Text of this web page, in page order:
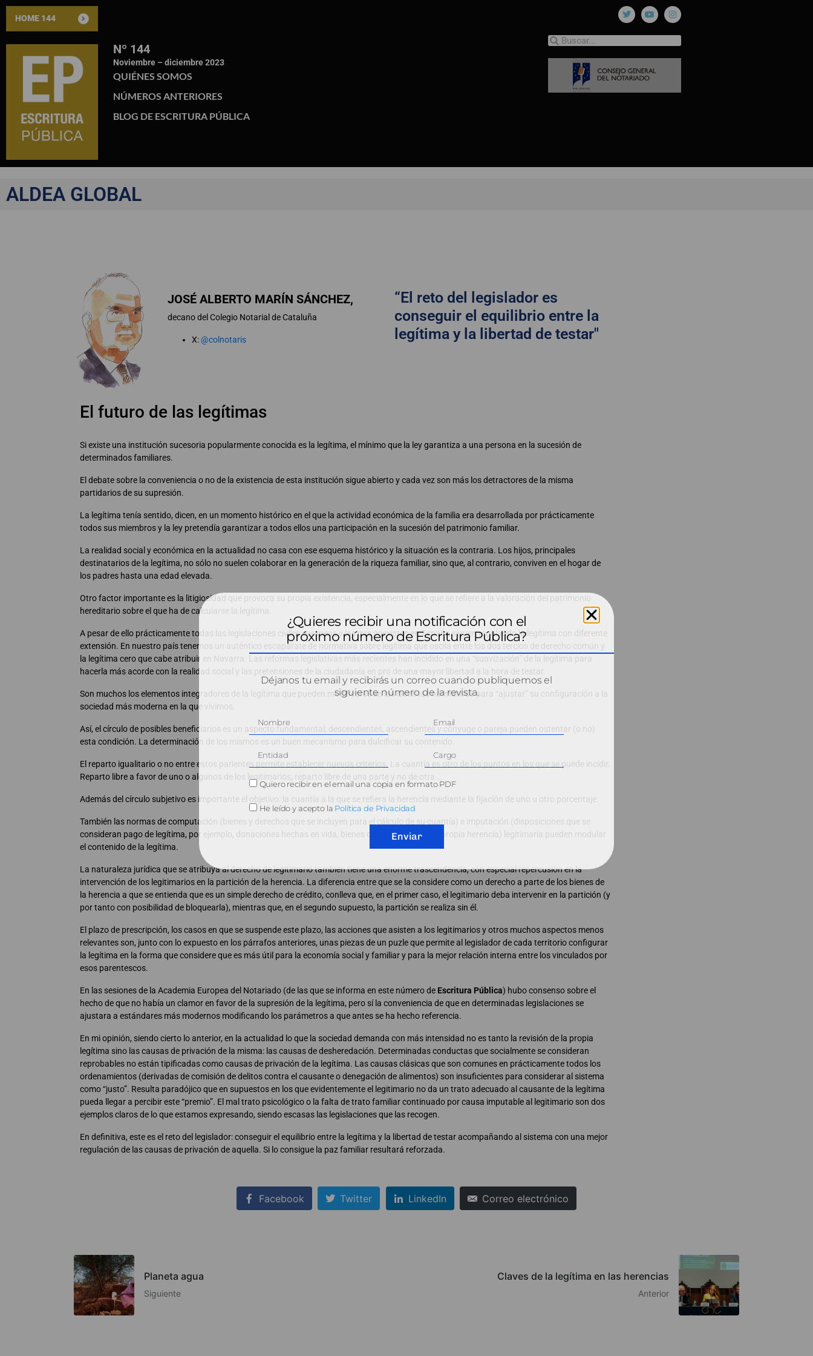
HOME 144
Nº 144
Noviembre – diciembre 2023
QUIÉNES SOMOS
NÚMEROS ANTERIORES
BLOG DE ESCRITURA PÚBLICA
ALDEA GLOBAL
JOSÉ ALBERTO MARÍN SÁNCHEZ,
decano del Colegio Notarial de Cataluña
X:@colnotaris
“El reto del legislador es
conseguir el equilibrio entre la
legítima y la libertad de testar"
El futuro de las legítimas
Si existe una institución sucesoria popularmente conocida es la legítima, el mínimo que la ley garantiza a una persona en la sucesión de
determinados familiares.
El debate sobre la conveniencia o no de la existencia de esta institución sigue abierto y cada vez son más los detractores de la misma
partidarios de su supresión.
La legítima tenía sentido, dicen, en un momento histórico en el que la actividad económica de la familia era desarrollada por prácticamente
todos sus miembros y la ley pretendía garantizar a todos ellos una participación en la sucesión del patrimonio familiar.
La realidad social y económica en la actualidad no casa con ese esquema histórico y la situación es la contraria. Los hijos, principales
destinatarios de la legítima, no sólo no suelen colaborar en la generación de la riqueza familiar, sino que, al contrario, conviven en el hogar de
los padres hasta una edad elevada.
Otro factor importante es la litigiosidad que provoca su propia existencia, especialmente en lo que se refiere a la valoración del patrimonio
hereditario sobre el que ha de calcularse la legítima.
A pesar de ello prácticamente todas las legislaciones civiles europeas y las que coexisten en España siguen regulando la legítima con diferente
extensión. En nuestro país tenemos un auténtico escaparate de normativa sobre legítima que oscila entre los dos tercios de derecho común y
la legítima cero que cabe atribuir en Navarra. Las reformas legislativas más recientes han incidido en una “suavización” de la legítima para
hacerla más acorde con la realidad social y las pretensiones de la ciudadanía en pro de una mayor libertad a la hora de testar.
Son muchos los elementos integradores de la legítima que pueden modificarse en las distintas normativas para “ajustar” su configuración a la
sociedad más moderna en la que vivimos.
Así, el círculo de posibles beneficiarios es un aspecto fundamental; descendientes, ascendientes y cónyuge o pareja pueden ostentar (o no)
esta condición. La determinación de los mismos es un buen mecanismo para dulcificar su contenido.
El reparto igualitario o no entre estos parientes permite establecer nuevos criterios. La cuantía es otro de los puntos en los que se puede incidir.
Reparto libre a favor de uno o algunos de los legitimarios, reparto libre de una parte y no de otra ….
Además del círculo subjetivo es importante el objetivo: la cuantía a la que se refiera la herencia mediante la fijación de uno u otro porcentaje.
También las normas de computación (bienes y derechos que se incluyen para el cálculo de su cuantía) e imputación (disposiciones que se
consideran pago de legítima, por ejemplo, donaciones hechas en vida, bienes que se reciben en la propia herencia) legitimaria pueden modular
el contenido de la legítima.
La naturaleza jurídica que se atribuya al derecho de legitimario también tiene una enorme trascendencia, con especial repercusión en la
intervención de los legitimarios en la partición de la herencia. La diferencia entre que se la considere como un derecho a parte de los bienes de
la herencia a que se entienda que es un simple derecho de crédito, conlleva que, en el primer caso, el legitimario deba intervenir en la partición (y
por tanto con posibilidad de bloquearla), mientras que, en el segundo supuesto, la partición se realiza sin él.
El plazo de prescripción, los casos en que se suspende este plazo, las acciones que asisten a los legitimarios y otros muchos aspectos menos
relevantes son, junto con lo expuesto en los párrafos anteriores, unas piezas de un puzle que permite al legislador de cada territorio configurar
la legítima en la forma que considere que es más útil para la economía social y familiar y para la mejor relación interna entre los vinculados por
esos parentescos.
En las sesiones de la Academia Europea del Notariado (de las que se informa en este número de Escritura Pública) hubo consenso sobre el
hecho de que no había un clamor en favor de la supresión de la legítima, pero sí la conveniencia de que en determinadas legislaciones se
ajustara a estándares más modernos modificando los parámetros a que antes se ha hecho referencia.
En mi opinión, siendo cierto lo anterior, en la actualidad lo que la sociedad demanda con más intensidad no es tanto la revisión de la propia
legítima sino las causas de privación de la misma: las causas de desheredación. Determinadas conductas que socialmente se consideran
reprobables no están tipificadas como causas de privación de la legítima. Las causas clásicas que son comunes en prácticamente todos los
ordenamientos (derivadas de comisión de delitos contra el causante o denegación de alimentos) son insuficientes para considerar al sistema
como “justo”. Resulta paradójico que en supuestos en los que evidentemente el legitimario no da un trato adecuado al causante de la legítima
pueda llegar a percibir este “premio”. El mal trato psicológico o la falta de trato familiar continuado por causa imputable al legitimario son dos
ejemplos claros de lo que estamos expresando, siendo escasas las legislaciones que las recogen.
En definitiva, este es el reto del legislador: conseguir el equilibrio entre la legítima y la libertad de testar acompañando al sistema con una mejor
regulación de las causas de privación de aquella. Si lo consigue la paz familiar resultará reforzada.
Facebook Twitter LinkedIn Correo electrónico
Planeta agua
Siguiente
Claves de la legítima en las herencias
Anterior
¿Quieres recibir una notificación con el
próximo número de Escritura Pública?
Déjanos tu email y recibirás un correo cuando publiquemos el
siguiente número de la revista.
Quiero recibir en el email una copia en formato PDF
He leído y acepto la Política de Privacidad
Enviar